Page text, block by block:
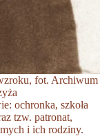
fot. Archiwum
ochronka, szkoła
tzw. patronat,
i ich rodziny.